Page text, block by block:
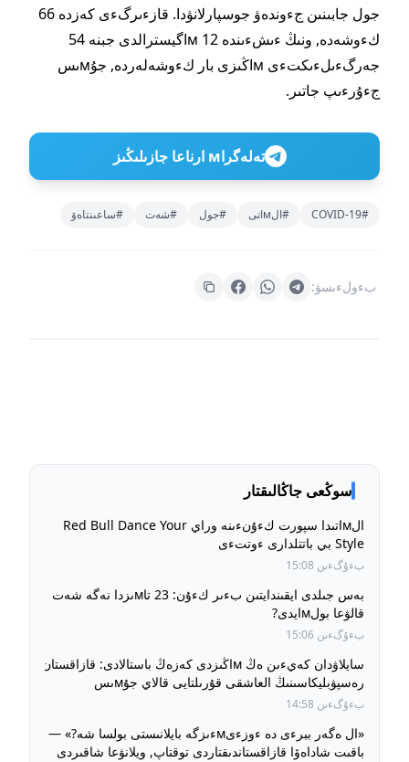
جول جابىنىن جءوندەۋ جوسپارلانۋدا. قازءىرگءى كەزدە 66
كءوشەدە, ونىڭ ءىشءىندە 12 мاگيسترالدى جبنە 54
جەرگءىلءىكتءى мاڭىزى بار كءوشەلەردە, جۇмىس
جءۇرءىپ جاتىر.
تەلەگراм ارناعا جازىلىڭىز
#COVID-19 #الмاتى #جول #شەت #ساعىنتاەۆ
بءولءىسۋ:
سوڭعى جاڭالىقتار
الмاتىدا سپورت كءۇنءىنە وراي Red Bull Dance Your
Style بي باتتلدارى ءوتتءى
بءۇگءىن 15:08
بەس جىلدى ايقىندايتىن بءىر كءۇن: 23 تاмىزدا نەگە شەت
قالۋعا بولмايدى?
بءۇگءىن 15:06
سايلاۋدان كەيءىن ەڭ мاڭىزدى كەزەڭ باستالادى: قازاقستان
رەسپۋبليكاسىنىڭ العاشقى قۇرىلتايى قالاي جۇмىس
ءىستەيدءى?
بءۇگءىن 14:58
«ال ەگەر ببرءى دە ءوزءىмءىزگە بايلانىستى بولسا شە?» —
باقىت شاداەۆا قازاقستاندىقتاردى توقتاپ, ويلانۋعا شاقىردى